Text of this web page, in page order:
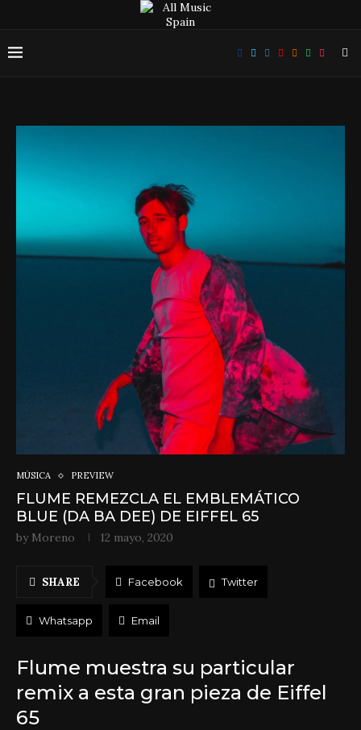
MÚSICA PREVIEW
FLUME REMEZCLA EL EMBLEMÁTICO
BLUE (DA BA DEE) DE EIFFEL 65
by Moreno 12 mayo, 2020
SHARE Facebook Twitter
Whatsapp Email
Flume muestra su particular
remix a esta gran pieza de Eiffel
65